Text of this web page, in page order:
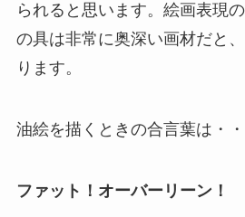
られると思います。絵画表現
の具は非常に奥深い画材だと
ります。
油絵を描くときの合言葉は・・
ファット！オーバーリーン！